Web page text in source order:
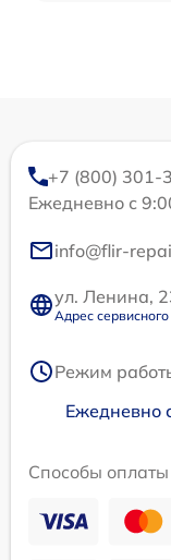
+7 (800) 301-
Ежедневно с
info@flir-
ул. Ленина,
Адрес
Режим
Ежедневно
Способы оплаты